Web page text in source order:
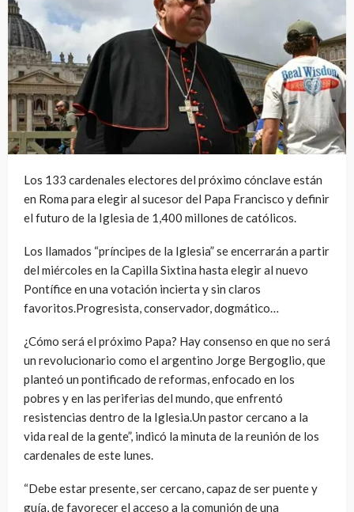
Los 133 cardenales electores del próximo cónclave están
en Roma para elegir al sucesor del Papa Francisco y definir
el futuro de la Iglesia de 1,400 millones de católicos.
Los llamados “príncipes de la Iglesia” se encerrarán a partir
del miércoles en la Capilla Sixtina hasta elegir al nuevo
Pontífice en una votación incierta y sin claros
favoritos.Progresista, conservador, dogmático…
¿Cómo será el próximo Papa? Hay consenso en que no será
un revolucionario como el argentino Jorge Bergoglio, que
planteó un pontificado de reformas, enfocado en los
pobres y en las periferias del mundo, que enfrentó
resistencias dentro de la Iglesia.Un pastor cercano a la
vida real de la gente”, indicó la minuta de la reunión de los
cardenales de este lunes.
“Debe estar presente, ser cercano, capaz de ser puente y
guía, de favorecer el acceso a la comunión de una